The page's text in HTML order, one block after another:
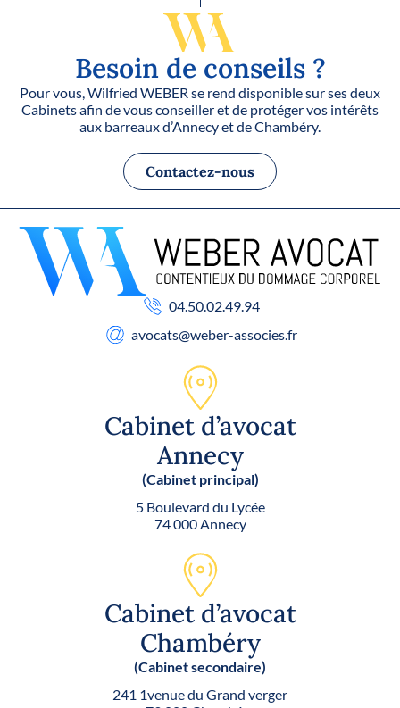
Besoin de conseils ?
Pour vous, Wilfried WEBER se rend disponible sur ses deux
Cabinets afin de vous conseiller et de protéger vos intérêts
aux barreaux d’Annecy et de Chambéry.
Contactez-nous
04.50.02.49.94
avocats@weber-associes.fr
Cabinet d’avocat
Annecy
(Cabinet principal)
5 Boulevard du Lycée
74 000 Annecy
Cabinet d’avocat
Chambéry
(Cabinet secondaire)
241 1venue du Grand verger